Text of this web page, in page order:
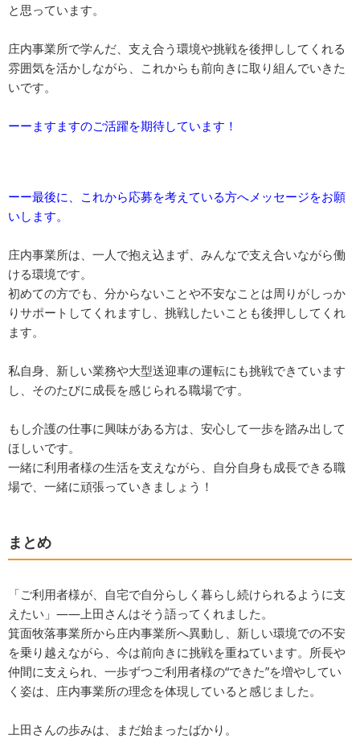
と思っています。
庄内事業所で学んだ、支え合う環境や挑戦を後押ししてくれる
雰囲気を活かしながら、これからも前向きに取り組んでいきた
いです。
ーーますますのご活躍を期待しています！
ーー最後に、これから応募を考えている方へメッセージをお願
いします。
庄内事業所は、一人で抱え込まず、みんなで支え合いながら働
ける環境です。
初めての方でも、分からないことや不安なことは周りがしっか
りサポートしてくれますし、挑戦したいことも後押ししてくれ
ます。
私自身、新しい業務や大型送迎車の運転にも挑戦できています
し、そのたびに成長を感じられる職場です。
もし介護の仕事に興味がある方は、安心して一歩を踏み出して
ほしいです。
一緒に利用者様の生活を支えながら、自分自身も成長できる職
場で、一緒に頑張っていきましょう！
まとめ
「ご利用者様が、自宅で自分らしく暮らし続けられるように支
えたい」――上田さんはそう語ってくれました。
箕面牧落事業所から庄内事業所へ異動し、新しい環境での不安
を乗り越えながら、今は前向きに挑戦を重ねています。所長や
仲間に支えられ、一歩ずつご利用者様の“できた”を増やしてい
く姿は、庄内事業所の理念を体現していると感じました。
上田さんの歩みは、まだ始まったばかり。